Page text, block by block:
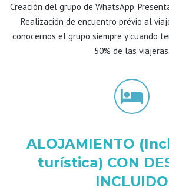
Creación del grupo de WhatsApp.
Realización de encuentro prévio al
conocernos el grupo siempre y cuando
50% de las viajeras.
ALOJAMIENTO
turística) CON
INCLUIDO